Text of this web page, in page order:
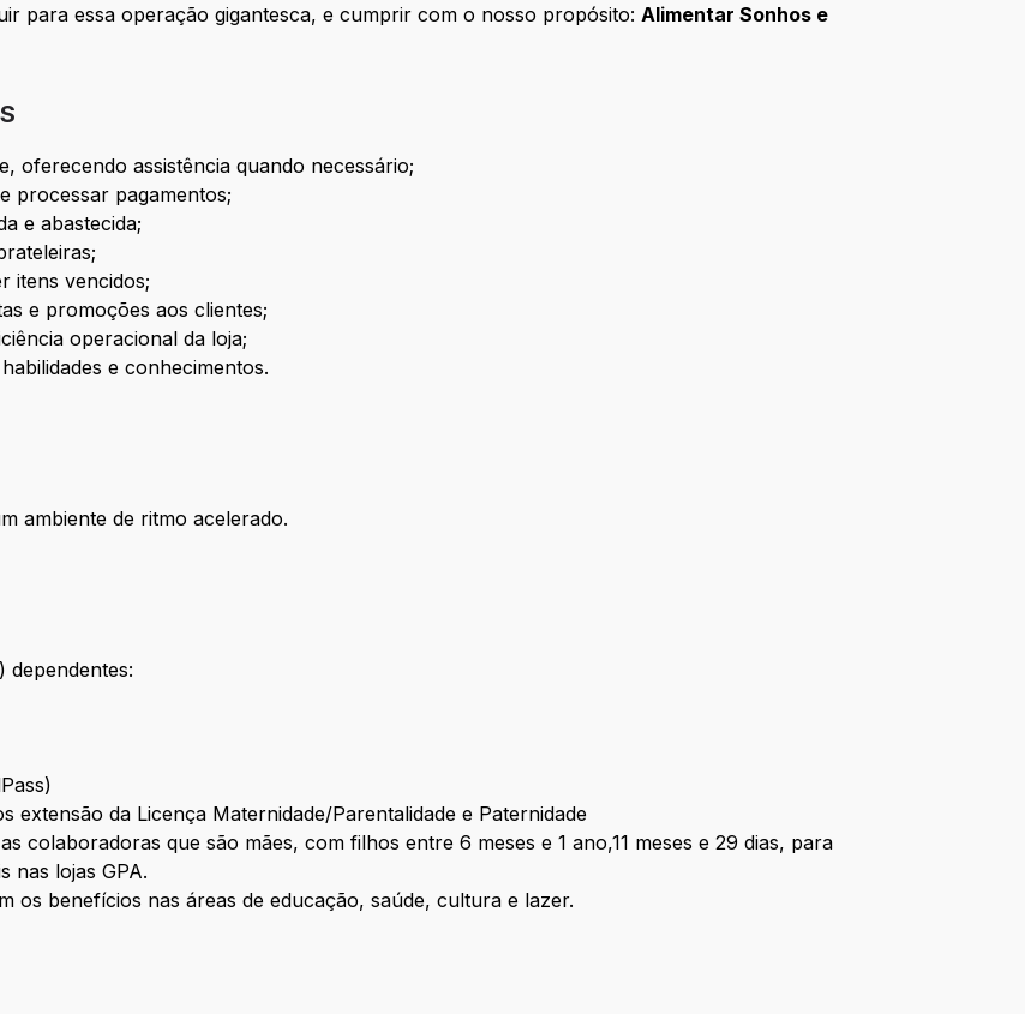
para essa operação gigantesca, e cumprir com o nosso propósito:Alimentar Sonhos e
oferecendo assistência quando necessário;
processar pagamentos;
e abastecida;
itens vencidos;
e promoções aos clientes;
operacional da loja;
e conhecimentos.
ambiente de ritmo acelerado.
dependentes:
extensão da Licença Maternidade/Parentalidade e Paternidade
colaboradoras que são mães, com filhos entre 6 meses e 1 ano,11 meses e 29 dias, para
nas lojas GPA.
os benefícios nas áreas de educação, saúde, cultura e lazer.